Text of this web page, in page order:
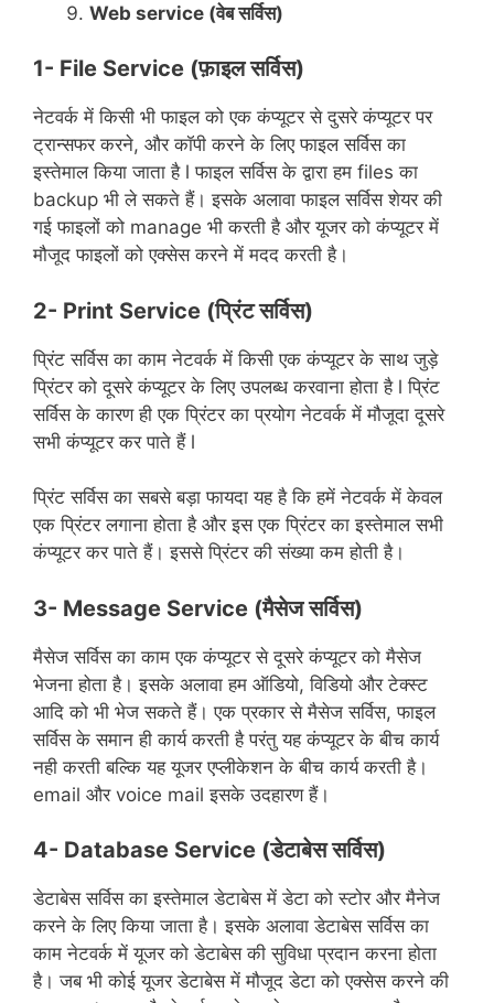
Web service (वेब सर्विस)
1- File Service (फ़ाइल सर्विस)
नेटवर्क में किसी भी फाइल को एक कंप्यूटर से दुसरे कंप्यूटर पर
ट्रान्सफर करने, और कॉपी करने के लिए फाइल सर्विस का
इस्तेमाल किया जाता है l फाइल सर्विस के द्वारा हम files का
backup भी ले सकते हैं। इसके अलावा फाइल सर्विस शेयर की
गई फाइलों को manage भी करती है और यूजर को कंप्यूटर में
मौजूद फाइलों को एक्सेस करने में मदद करती है।
2- Print Service (प्रिंट सर्विस)
प्रिंट सर्विस का काम नेटवर्क में किसी एक कंप्यूटर के साथ जुड़े
प्रिंटर को दूसरे कंप्यूटर के लिए उपलब्ध करवाना होता है l प्रिंट
सर्विस के कारण ही एक प्रिंटर का प्रयोग नेटवर्क में मौजूदा दूसरे
सभी कंप्यूटर कर पाते हैं l
प्रिंट सर्विस का सबसे बड़ा फायदा यह है कि हमें नेटवर्क में केवल
एक प्रिंटर लगाना होता है और इस एक प्रिंटर का इस्तेमाल सभी
कंप्यूटर कर पाते हैं। इससे प्रिंटर की संख्या कम होती है।
3- Message Service (मैसेज सर्विस)
मैसेज सर्विस का काम एक कंप्यूटर से दूसरे कंप्यूटर को मैसेज
भेजना होता है। इसके अलावा हम ऑडियो, विडियो और टेक्स्ट
आदि को भी भेज सकते हैं। एक प्रकार से मैसेज सर्विस, फाइल
सर्विस के समान ही कार्य करती है परंतु यह कंप्यूटर के बीच कार्य
नही करती बल्कि यह यूजर एप्लीकेशन के बीच कार्य करती है।
email और voice mail इसके उदहारण हैं।
4- Database Service (डेटाबेस सर्विस)
डेटाबेस सर्विस का इस्तेमाल डेटाबेस में डेटा को स्टोर और मैनेज
करने के लिए किया जाता है। इसके अलावा डेटाबेस सर्विस का
काम नेटवर्क में यूजर को डेटाबेस की सुविधा प्रदान करना होता
है। जब भी कोई यूजर डेटाबेस में मौजूद डेटा को एक्सेस करने की